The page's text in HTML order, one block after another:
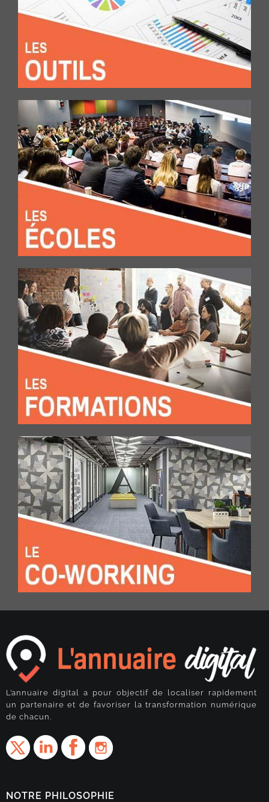
L’annuaire digital a pour objectif de localiser rapidement
un partenaire et de favoriser la transformation numérique
de chacun.
NOTRE PHILOSOPHIE